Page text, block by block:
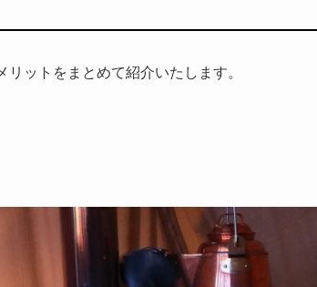
ットをまとめて紹介いたします。